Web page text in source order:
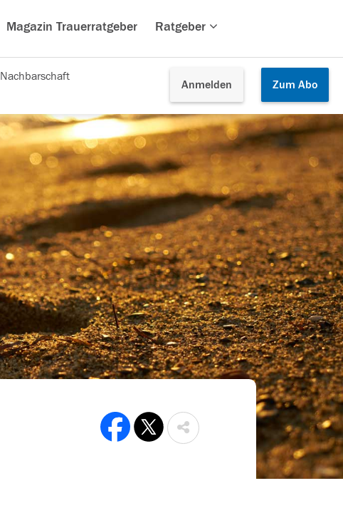
Magazin Trauerratgeber Ratgeber
Anmelden Zum Abo
Nachbarschaft